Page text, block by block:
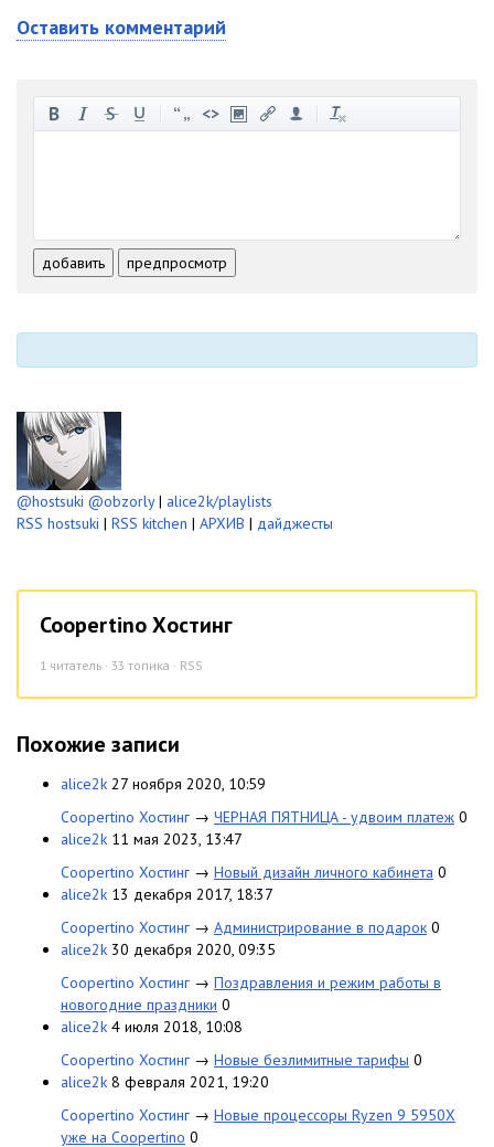
Оставить комментарий
-
добавить предпросмотр
@hostsuki @obzorly| alice2k/playlists
RSS hostsuki | RSS kitchen | АРХИВ | дайджесты
Coopertino Хостинг
1 читатель · 33 топика · RSS
Похожие записи
alice2k 27 ноября 2020, 10:59
Coopertino Хостинг → ЧЕРНАЯ ПЯТНИЦА - удвоим платеж 0
alice2k 11 мая 2023, 13:47
Coopertino Хостинг → Новый дизайн личного кабинета 0
alice2k 13 декабря 2017, 18:37
Coopertino Хостинг → Администрирование в подарок 0
alice2k 30 декабря 2020, 09:35
Coopertino Хостинг → Поздравления и режим работы в
новогодние праздники 0
alice2k 4 июля 2018, 10:08
Coopertino Хостинг → Новые безлимитные тарифы 0
alice2k 8 февраля 2021, 19:20
Coopertino Хостинг → Новые процессоры Ryzen 9 5950X
уже на Coopertino 0